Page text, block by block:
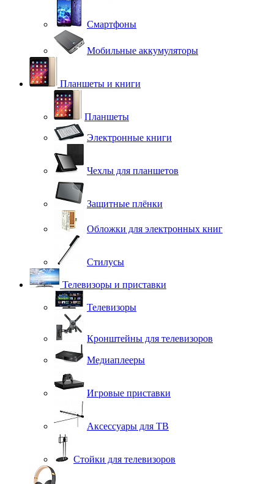
Смартфоны
Мобильные аккумуляторы
Планшеты и книги
Планшеты
Электронные книги
Чехлы для планшетов
Защитные плёнки
Обложки для электронных книг
Стилусы
Телевизоры и приставки
Телевизоры
Кронштейны для телевизоров
Медиаплееры
Игровые приставки
Аксессуары для ТВ
Стойки для телевизоров